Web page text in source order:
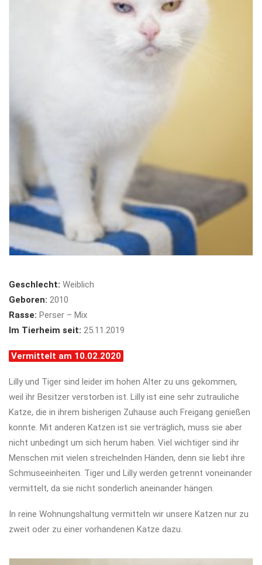
Geschlecht: Weiblich
Geboren: 2010
Rasse: Perser – Mix
Im Tierheim seit: 25.11.2019
Vermittelt am 10.02.2020
Lilly und Tiger sind leider im hohen Alter zu uns gekommen,
weil ihr Besitzer verstorben ist. Lilly ist eine sehr zutrauliche
Katze, die in ihrem bisherigen Zuhause auch Freigang genießen
konnte. Mit anderen Katzen ist sie verträglich, muss sie aber
nicht unbedingt um sich herum haben. Viel wichtiger sind ihr
Menschen mit vielen streichelnden Händen, denn sie liebt ihre
Schmuseeinheiten. Tiger und Lilly werden getrennt voneinander
vermittelt, da sie nicht sonderlich aneinander hängen.
In reine Wohnungshaltung vermitteln wir unsere Katzen nur zu
zweit oder zu einer vorhandenen Katze dazu.